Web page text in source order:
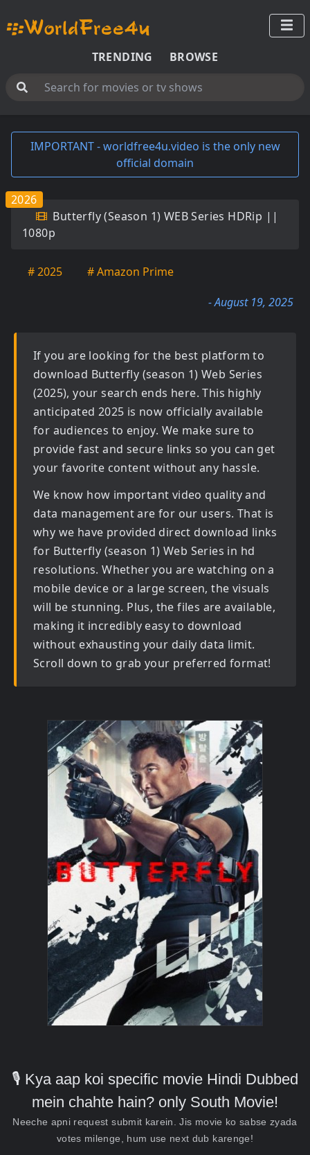
TRENDING BROWSE
IMPORTANT - worldfree4u.video is the only new
official domain
Butterfly (Season 1) WEB Series HDRip ||
1080p
2026
# 2025
# Amazon Prime
- August 19, 2025
If you are looking for the best platform to
download Butterfly (season 1) Web Series
(2025), your search ends here. This highly
anticipated 2025 is now officially available
for audiences to enjoy. We make sure to
provide fast and secure links so you can get
your favorite content without any hassle.
We know how important video quality and
data management are for our users. That is
why we have provided direct download links
for Butterfly (season 1) Web Series in hd
resolutions. Whether you are watching on a
mobile device or a large screen, the visuals
will be stunning. Plus, the files are available,
making it incredibly easy to download
without exhausting your daily data limit.
Scroll down to grab your preferred format!
🎙️ Kya aap koi specific movie Hindi Dubbed
mein chahte hain? only South Movie!
Neeche apni request submit karein. Jis movie ko sabse zyada
votes milenge, hum use next dub karenge!